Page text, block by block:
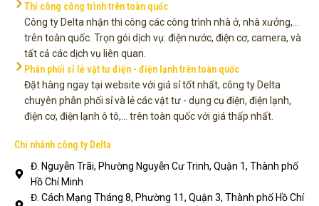
Thi công công trình trên toàn quốc
Công ty Delta nhận thi công các công trình nhà ở, nhà xưởng,...
trên toàn quốc. Trọn gói dịch vụ: điện nước, điện cơ, camera, và
tất cả các dịch vụ liên quan.
Phân phối sỉ lẻ vật tư điện - điện lạnh trên toàn quốc
Đặt hàng ngay tại website với giá sỉ tốt nhất, công ty Delta
chuyên phân phối sỉ và lẻ các vật tư - dụng cụ điện, điện lạnh,
điện cơ, điện lạnh ô tô,... trên toàn quốc với giá thấp nhất.
Chi nhánh công ty Delta
Đ. Nguyễn Trãi, Phường Nguyễn Cư Trinh, Quận 1, Thành phố
Hồ Chí Minh
Đ. Cách Mạng Tháng 8, Phường 11, Quận 3, Thành phố Hồ Chí